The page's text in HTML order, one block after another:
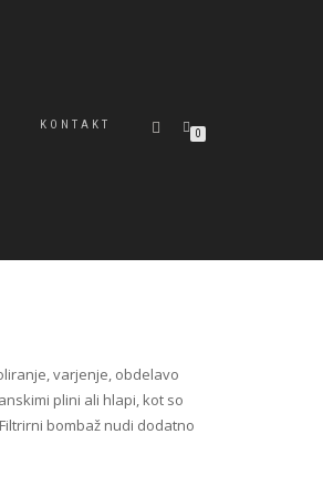
KONTAKT
0
varjenje, obdelavo
plini ali hlapi, kot so
bombaž nudi dodatno